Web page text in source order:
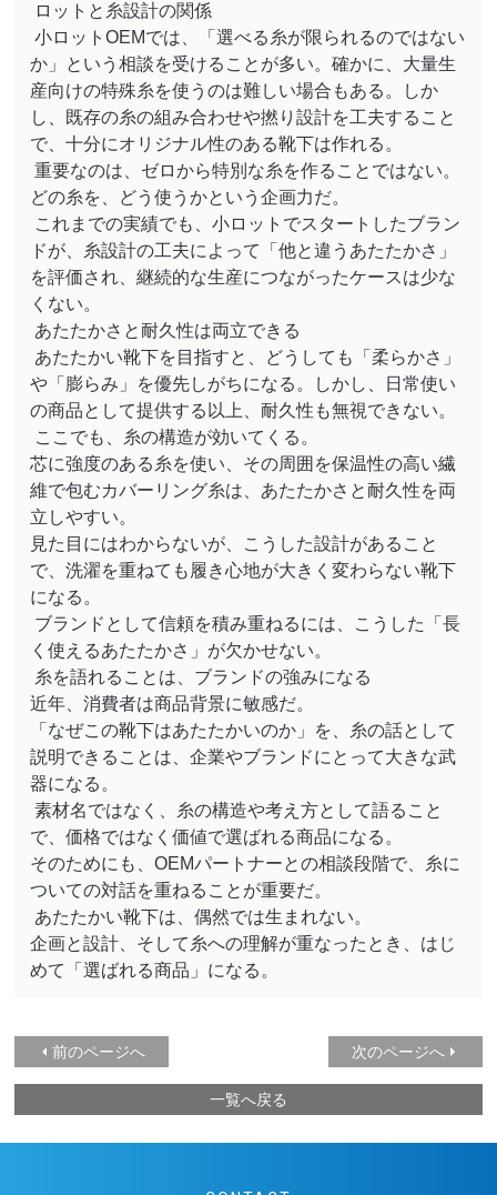
ロットと糸設計の関係
小ロットOEMでは、「選べる糸が限られるのではない
か」という相談を受けることが多い。確かに、大量生
産向けの特殊糸を使うのは難しい場合もある。しか
し、既存の糸の組み合わせや撚り設計を工夫すること
で、十分にオリジナル性のある靴下は作れる。
重要なのは、ゼロから特別な糸を作ることではない。
どの糸を、どう使うかという企画力だ。
これまでの実績でも、小ロットでスタートしたブラン
ドが、糸設計の工夫によって「他と違うあたたかさ」
を評価され、継続的な生産につながったケースは少な
くない。
あたたかさと耐久性は両立できる
あたたかい靴下を目指すと、どうしても「柔らかさ」
や「膨らみ」を優先しがちになる。しかし、日常使い
の商品として提供する以上、耐久性も無視できない。
ここでも、糸の構造が効いてくる。
芯に強度のある糸を使い、その周囲を保温性の高い繊
維で包むカバーリング糸は、あたたかさと耐久性を両
立しやすい。
見た目にはわからないが、こうした設計があること
で、洗濯を重ねても履き心地が大きく変わらない靴下
になる。
ブランドとして信頼を積み重ねるには、こうした「長
く使えるあたたかさ」が欠かせない。
糸を語れることは、ブランドの強みになる
近年、消費者は商品背景に敏感だ。
「なぜこの靴下はあたたかいのか」を、糸の話として
説明できることは、企業やブランドにとって大きな武
器になる。
素材名ではなく、糸の構造や考え方として語ること
で、価格ではなく価値で選ばれる商品になる。
そのためにも、OEMパートナーとの相談段階で、糸に
ついての対話を重ねることが重要だ。
あたたかい靴下は、偶然では生まれない。
企画と設計、そして糸への理解が重なったとき、はじ
めて「選ばれる商品」になる。
前のページへ 次のページへ
一覧へ戻る